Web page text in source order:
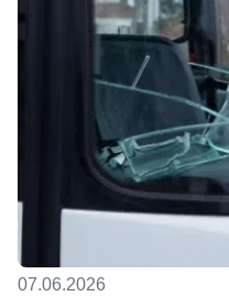
07.06.2026